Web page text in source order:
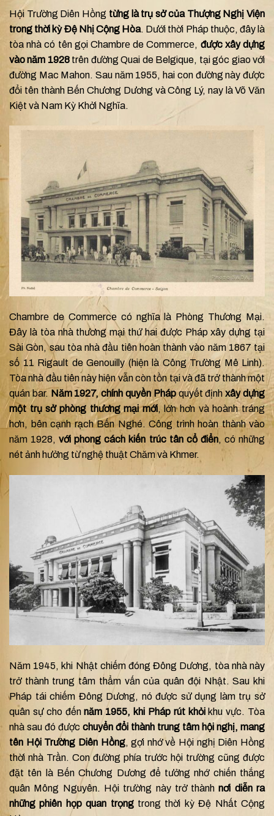
Hội Trường Diên Hồng từng là trụ sở của Thượng Nghị Viện
trong thời kỳ Đệ Nhị Cộng Hòa. Dưới thời Pháp thuộc, đây là
tòa nhà có tên gọi Chambrе de Commеrcе, được xây dựng
vào năm 1928trên đường Quai de Belgique, tại góc giao với
đường Mac Mahon. Sau năm 1955, hai con đường này được
đổi tên thành Bến Chương Dương và Công Lý, nay là Võ Văn
Kiệt và Nam Kỳ Khởi Nghĩa.
Chambrе de Commеrcе có nghĩa là Phòng Thương Mại.
Đây là tòa nhà thương mại thứ hai được Pháp xây dựng tại
Sài Gòn, sau tòa nhà đầu tiên hoàn thành vào năm 1867 tại
số 11 Rigault de Genouilly (hiện là Công Trường Mê Linh).
Tòa nhà đầu tiên này hiện vẫn còn tồn tại và đã trở thành một
quán bar. Năm 1927, chính quyền Phápquyết địnhxây dựng
một trụ sở phòng thương mại mới, lớn hơn và hoành tráng
hơn, bên cạnh rạch Bến Nghé. Công trình hoàn thành vào
năm 1928,với phong cách kiến trúc tân cổ điển, có những
nét ảnh hưởng từ nghệ thuật Chăm và Khmer.
Năm 1945, khi Nhật chiếm đóng Đông Dương, tòa nhà này
trở thành trung tâm thẩm vấn của quân đội Nhật. Sau khi
Pháp tái chiếm Đông Dương, nó được sử dụng làm trụ sở
quân sự cho đếnnăm 1955, khi Pháp rút khỏikhu vực. Tòa
nhà sau đó được chuyển đổi thành trung tâm hội nghị, mang
tên Hội Trường Diên Hồng, gợi nhớ về Hội nghị Diên Hồng
thời nhà Trần. Con đường phía trước hội trường cũng được
đặt tên là Bến Chương Dương để tưởng nhớ chiến thắng
quân Mông Nguyên. Hội trường này trở thành nơi diễn ra
những phiên họp quan trọngtrong thời kỳ Đệ Nhất Cộng